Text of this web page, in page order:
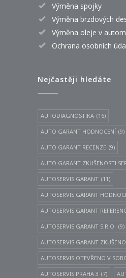
Výměna spojky
Výměna brzdových
Výměna oleje v
Ochrana osobních
Nejčastěji hledáte
AUTODIAGNOSTIKA (16)
AUTO GARANT HODNOCENÍ (9)
AUTO GARANT RECENZE (9)
AUTO GARANT ZKUŠENOSTI
AUTOSERVIS GARANT (11)
AUTOSERVIS GARANT
AUTOSERVIS GARANT
AUTOSERVIS GARANT S.R.O. (9)
AUTOSERVIS GARANT
AUTOSERVIS OTEVŘENO V
AUTOSERVIS PRAHA 3 (7)